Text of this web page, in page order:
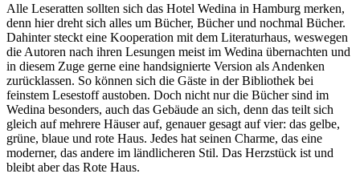
Alle Leseratten sollten sich das Hotel Wedina in Hamburg merken,
denn hier dreht sich alles um Bücher, Bücher und nochmal Bücher.
Dahinter steckt eine Kooperation mit dem Literaturhaus, weswegen
die Autoren nach ihren Lesungen meist im Wedina übernachten und
in diesem Zuge gerne eine handsignierte Version als Andenken
zurücklassen. So können sich die Gäste in der Bibliothek bei
feinstem Lesestoff austoben. Doch nicht nur die Bücher sind im
Wedina besonders, auch das Gebäude an sich, denn das teilt sich
gleich auf mehrere Häuser auf, genauer gesagt auf vier: das gelbe,
grüne, blaue und rote Haus. Jedes hat seinen Charme, das eine
moderner, das andere im ländlicheren Stil. Das Herzstück ist und
bleibt aber das Rote Haus.